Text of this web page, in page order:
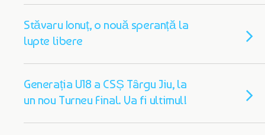
Stăvaru Ionuț, o nouă speranță la
lupte libere
Generația U18 a CSȘ Târgu Jiu, la
un nou Turneu Final. Va fi ultimul!